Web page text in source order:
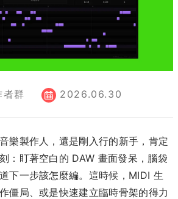
群 2026.06.30
樂製作人，還是剛入行的新手，肯定
：盯著空白的 DAW 畫面發呆，腦袋
下一步該怎麼編。這時候，MIDI 生
僵局、或是快速建立臨時骨架的得力